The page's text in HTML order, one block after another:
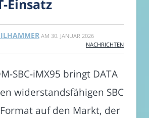
Einsatz
AM 30. JANUAR 2026
NACHRICHTEN
SBC-iMX95 bringt DATA
widerstandsfähigen SBC
Format auf den Markt, der